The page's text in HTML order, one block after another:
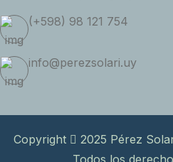
(+598) 98 121 754
info@perezsolari.uy
Copyright
2025 Pérez
Todos los